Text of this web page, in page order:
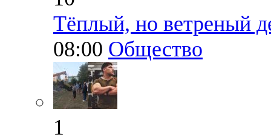
Тёплый, но ветреный
08:00 Общество
1